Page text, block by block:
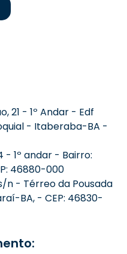
21 - 1º Andar - Edf
- Itaberaba-BA -
- 1º andar - Bairro:
46880-000
n - Térreo da Pousada
BA, - CEP: 46830-